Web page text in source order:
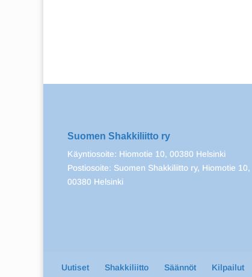
Suomen Shakkiliitto ry
Käyntiosoite: Hiomotie 10, 00380 Helsinki
Postiosoite: Suomen Shakkiliitto ry, Hiomotie 10,
00380 Helsinki
Uutiset Shakkiliitto Säännöt Kilpailut